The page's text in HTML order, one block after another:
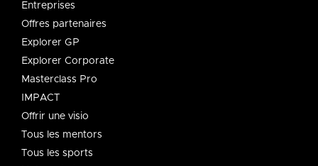
Entreprises
Offres partenaires
Explorer GP
Explorer Corporate
Masterclass Pro
IMPACT
Offrir une visio
Tous les mentors
Tous les sports